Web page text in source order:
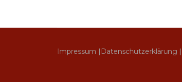
Impressum | Datenschutzerklärung |